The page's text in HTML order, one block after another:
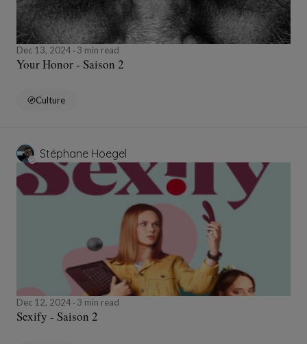
Dec 13, 2024 3 min read
Your Honor - Saison 2
Culture
Stéphane Hoegel
Dec 12, 2024 3 min read
Sexify - Saison 2